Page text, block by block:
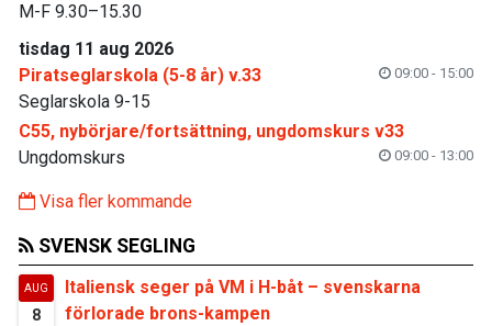
M-F 9.30–15.30
tisdag 11 aug 2026
Piratseglarskola (5-8 år) v.33
09:00 - 15:00
Seglarskola 9-15
C55, nybörjare/fortsättning, ungdomskurs v33
09:00 - 13:00
Ungdomskurs
Visa fler kommande
SVENSK SEGLING
AUG
8
Italiensk seger på VM i H-båt – svenskarna
förlorade brons-kampen